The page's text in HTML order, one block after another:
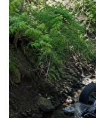
Коментарите
под
статиите
се
въвеждат
от
читателите
редакцията
не